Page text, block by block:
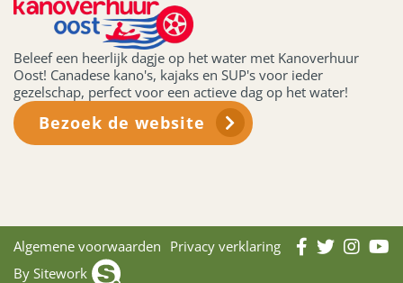
Beleef een heerlijk dagje op het water met Kanoverhuur
Oost! Canadese kano's, kajaks en SUP's voor ieder
gezelschap, perfect voor een actieve dag op het water!
Bezoek de website
Algemene voorwaarden Privacy verklaring
By Sitework